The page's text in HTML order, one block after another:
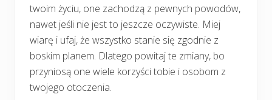
twoim życiu, one zachodzą z pewnych powodów,
nawet jeśli nie jest to jeszcze oczywiste. Miej
wiarę i ufaj, że wszystko stanie się zgodnie z
boskim planem. Dlatego powitaj te zmiany, bo
przyniosą one wiele korzyści tobie i osobom z
twojego otoczenia.